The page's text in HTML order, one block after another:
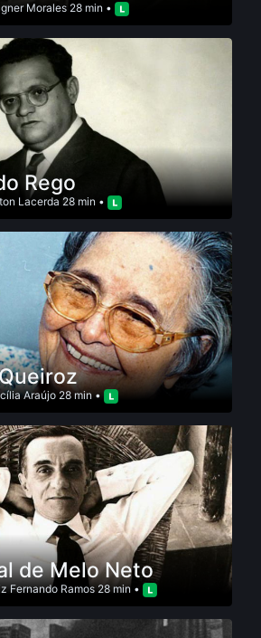
Morales 28 min •
Rego
Lacerda 28 min •
Araújo 28 min •
de Melo Neto
Fernando Ramos28 min •